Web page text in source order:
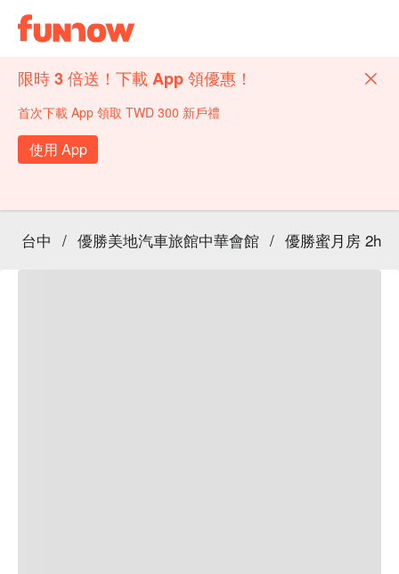
限時 3 倍送！下載 App 領優惠！
首次下載 App 領取 TWD 300 新戶禮
使用 App
台中 / 優勝美地汽車旅館中華會館 / 優勝蜜月房 2h